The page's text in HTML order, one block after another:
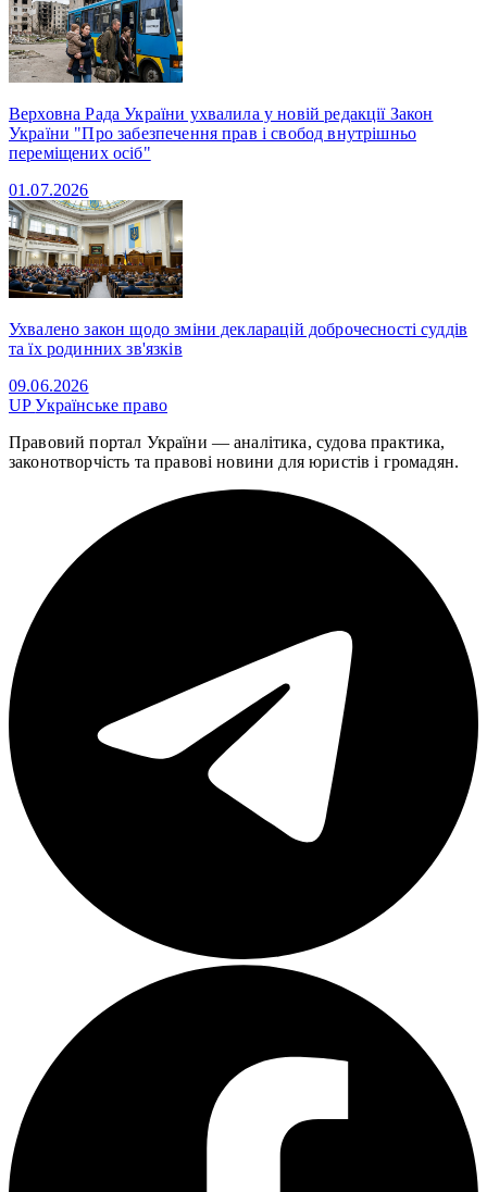
Верховна Рада України ухвалила у новій редакції Закон
України "Про забезпечення прав і свобод внутрішньо
переміщених осіб"
01.07.2026
Ухвалено закон щодо зміни декларацій доброчесності суддів
та їх родинних зв'язків
09.06.2026
UPУкраїнське право
Правовий портал України — аналітика, судова практика,
законотворчість та правові новини для юристів і громадян.